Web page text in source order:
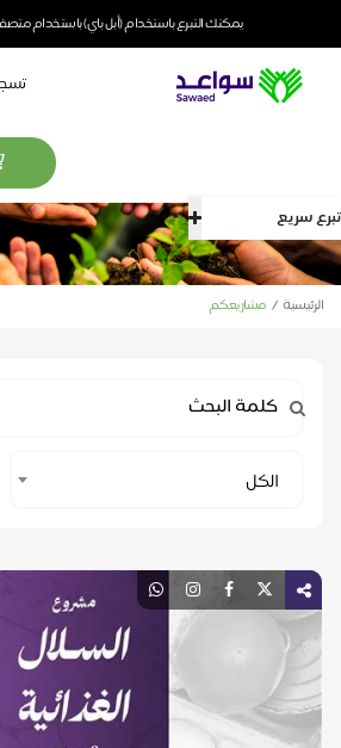
يمكنك التبرع باستخدام (أبل باي) باستخدام
تبرع سريع
الرئيسية مشاريعكم
Category
الكل